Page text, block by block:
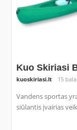
Kuo Skiriasi
kuoskiriasi.lt 15
Vandens sportas
siūlantis įvairias